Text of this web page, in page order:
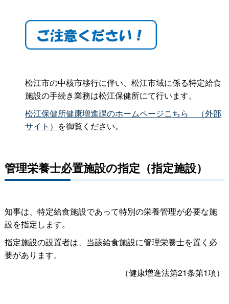
松江市の中核市移行に伴い、松江市域に係る特定給食
施設の手続き業務は松江保健所にて行います。
松江保健所健康増進課のホームページこちら
（外部
サイト） を御覧ください。
管理栄養士必置施設の指定（指定施設）
知事は、特定給食施設であって特別の栄養管理が必要な施
設を指定します。
指定施設の設置者は、当該給食施設に管理栄養士を置く必
要があります。
（健康増進法第21条第1項）